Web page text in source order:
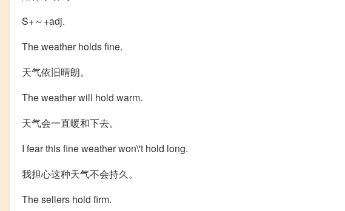
S+～+adj.
The weather holds fine.
天气依旧晴朗。
The weather will hold warm.
天气会一直暖和下去。
I fear this fine weather won\'t hold long.
我担心这种天气不会持久。
The sellers hold firm.